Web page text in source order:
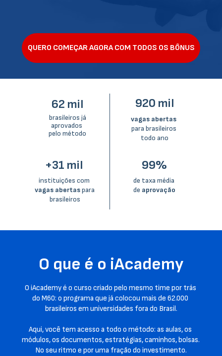
QUERO COMEÇAR AGORA COM TODOS OS BÔNUS
99%
62 mil
+31 mil
920 mil
de taxa média
de aprovação
para brasileiros
todo ano
vagas abertas para
brasileiros
aprovados
pelo método
O que é o iAcademy
O iAcademy é o curso criado pelo mesmo time por trás
do M60: o programa que já colocou mais de 62.000
brasileiros em universidades fora do Brasil.
Aqui, você tem acesso a todo o método: as aulas, os
módulos, os documentos, estratégias, caminhos, bolsas.
No seu ritmo e por uma fração do investimento.